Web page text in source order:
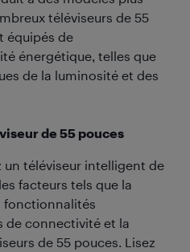
téléviseurs de 55
équipés de
énergétique, telles que
de la luminosité et des
de 55 pouces
un téléviseur intelligent de
facteurs tels que la
fonctionnalités
de connectivité et la
de 55 pouces. Lisez